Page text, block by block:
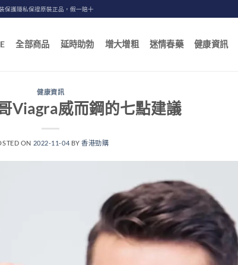
保護隱私保證原裝正品，假一賠十
全部商品 延時助勃 增大增粗 迷情春藥 健康資訊
健康資訊
Viagra威而鋼的七點建議
ON 2022-11-04 BY香港勁購